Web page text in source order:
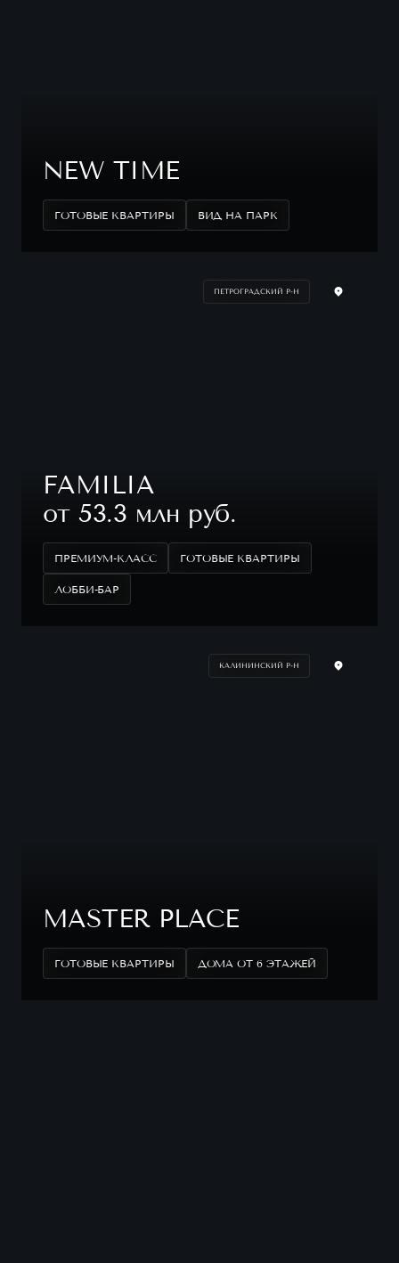
NEW TIME
ГОТОВЫЕ КВАРТИРЫ ВИД НА ПАРК
ПЕТРОГРАДСКИЙ Р-Н
FAMILIA
от 53.3 млн руб.
ПРЕМИУМ-КЛАСС ГОТОВЫЕ КВАРТИРЫ
ЛОББИ-БАР
КАЛИНИНСКИЙ Р-Н
MASTER PLACE
ГОТОВЫЕ КВАРТИРЫ ДОМА ОТ 6 ЭТАЖЕЙ